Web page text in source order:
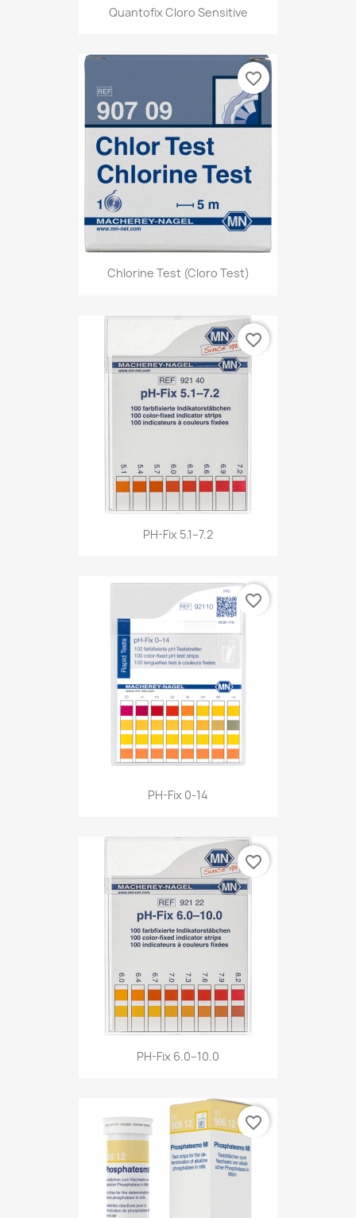
Quantofix Cloro Sensitive
Chlorine Test (Cloro Test)
favorite_border
PH-Fix 5.1–7.2
favorite_border
PH-Fix 0-14
favorite_border
PH-Fix 6.0–10.0
favorite_border
favorite_border